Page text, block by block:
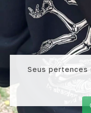
Seus pertences